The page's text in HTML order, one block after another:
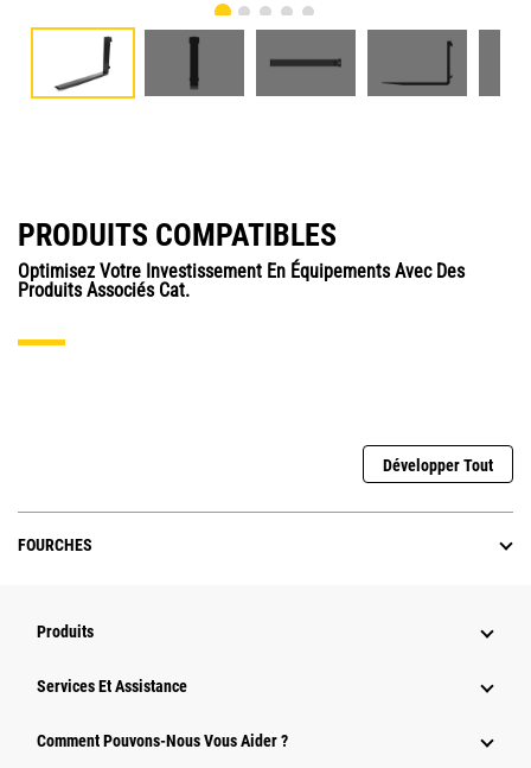
PRODUITS COMPATIBLES
Optimisez Votre Investissement En Équipements Avec Des
Produits Associés Cat.
Développer Tout
FOURCHES
Produits
Services Et Assistance
Comment Pouvons-Nous Vous Aider ?